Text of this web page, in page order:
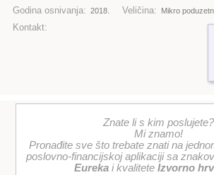
Godina osnivanja: 2018. Veličina: Mikro
Kontakt:
Znate li s kim poslujete?
Mi znamo!
Pronađite sve što trebate znati na
poslovno-financijskoj aplikaciji sa
Eurekai kvalitete Izvorno